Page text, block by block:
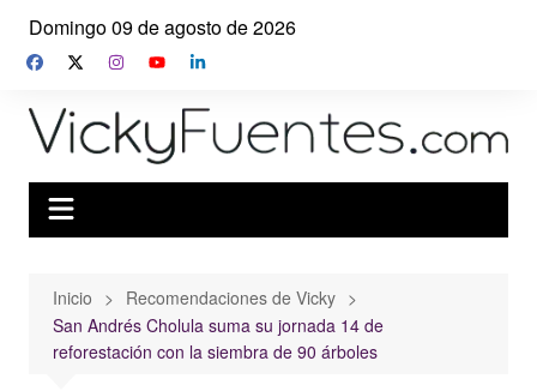
Saltar
contenido
Domingo 09 de agosto de 2026
Inicio
Recomendaciones de Vicky
San Andrés Cholula suma su jornada 14 de
reforestación con la siembra de 90 árboles